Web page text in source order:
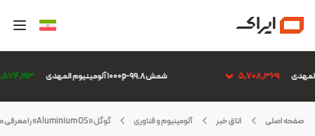
شمش 1000p-99.8 آلومینیوم المهدی 5,574,193 5,708,369
صفحه اصلی اتاق خبر آلومینیوم و فناوری گوگل «Aluminium OS» را معرفی می‌کند. سیستم عامل مبتنی بر اندروید و هوش مصنوعی